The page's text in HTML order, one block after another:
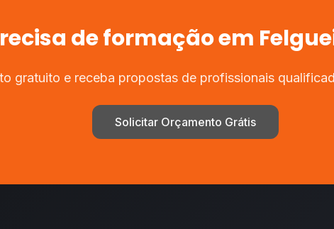
deformaçãoem
gratuito e receba propostas de profissionais
Solicitar Orçamento Grátis